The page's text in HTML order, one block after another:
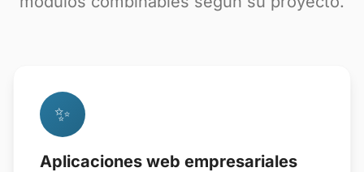
✨
Aplicaciones web empresariales